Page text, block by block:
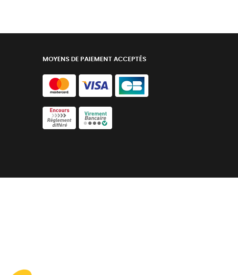
MOYENS DE PAIEMENT ACCEPTÉS